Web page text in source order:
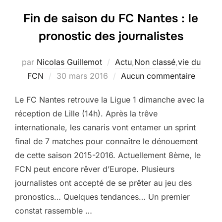
Fin de saison du FC Nantes : le
pronostic des journalistes
par Nicolas Guillemot Actu,Non classé,vie du
FCN
Publié
30 mars 2016 Aucun commentaire
Le FC Nantes retrouve la Ligue 1 dimanche avec la
réception de Lille (14h). Après la trêve
internationale, les canaris vont entamer un sprint
final de 7 matches pour connaître le dénouement
de cette saison 2015-2016. Actuellement 8ème, le
FCN peut encore rêver d’Europe. Plusieurs
journalistes ont accepté de se prêter au jeu des
pronostics… Quelques tendances… Un premier
constat rassemble …